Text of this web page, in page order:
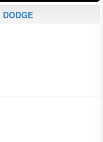
DODGE